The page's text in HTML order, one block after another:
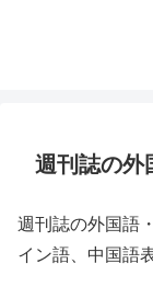
週刊誌の外
週刊誌の外国語
イン語、中国語